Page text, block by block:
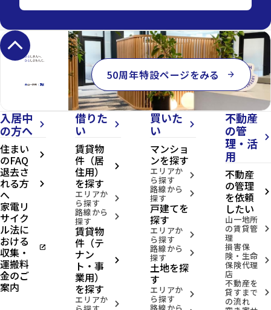
keyboard_arrow_up
50周年特設ページをみる arrow_forward
入居中
の方へ
arrow_forward_ios
住まい
のFAQ arrow_forward_ios
退去さ
れる方
へ
arrow_forward_ios
家電リ
サイク
ル法に
おける
収集・
運搬料
金のご
案内
open_in_new
借りた
い
arrow_forward_ios
賃貸物
件（居
住用）
を探す
arrow_forward_ios
エリアか
ら探す arrow_forward_ios
路線から
探す arrow_forward_ios
賃貸物
件（テ
ナン
ト・事
業用）
を探す
arrow_forward_ios
エリアか arrow_forward_ios
買いた
い
arrow_forward_ios
マンショ
ンを探す
エリアか
ら探す arrow_forward_ios
路線から
探す arrow_forward_ios
戸建てを
探す
エリアか
ら探す arrow_forward_ios
路線から
探す arrow_forward_ios
土地を探
す
エリアか
ら探す arrow_forward_ios
不動産
の管
理・活
用
arrow_forward_ios
不動産
の管理
を依頼
したい
arrow_forward_ios
山一地所
の賃貸管
理
arrow_forward_ios
損害保
険・生命
保険代理
店
arrow_forward_ios
不動産を
貸すまで
の流れ
arrow_forward_ios